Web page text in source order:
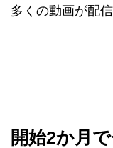
多くの動画が配
開始2か月